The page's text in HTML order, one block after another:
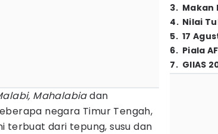
Mahalabiadan
negara Timur Tengah,
terbuat dari tepung, susu dan
3. Makan
4. Nilai
5. 17
6. Piala
7. GIIAS